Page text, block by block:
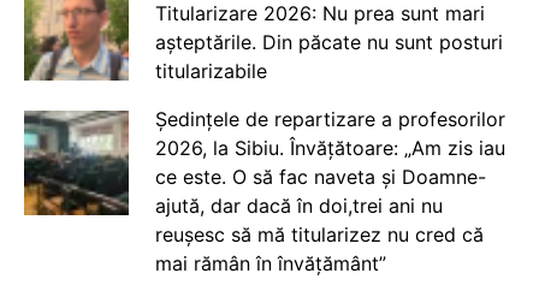
Titularizare 2026: Nu prea sunt mari
așteptările. Din păcate nu sunt posturi
titularizabile
Ședințele de repartizare a profesorilor
2026, la Sibiu. Învățătoare: „Am zis iau
ce este. O să fac naveta și Doamne-
ajută, dar dacă în doi,trei ani nu
reușesc să mă titularizez nu cred că
mai rămân în învățământ”